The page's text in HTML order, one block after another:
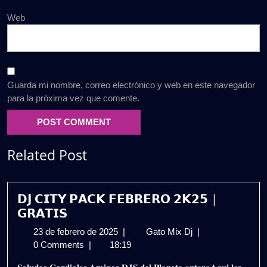
Web
Guarda mi nombre, correo electrónico y web en este navegador
para la próxima vez que comente.
Related Post
𝗗𝗝 𝗖𝗜𝗧𝗬 𝗣𝗔𝗖𝗞 𝗙𝗘𝗕𝗥𝗘𝗥𝗢 𝟮𝗞𝟮𝟱 |
𝗚𝗥𝗔𝗧𝗜𝗦
23 de febrero de 2025 23
de
| Gato Mix Dj 𝗗𝗝|
0 Comments | 18:19